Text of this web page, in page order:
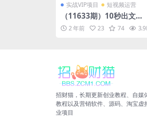
实战VIP项目 短视频运营
（11633期）10秒出文
案，5秒出视频，全自动生
成原创影视解说视频
2 年前 23 74
招财猫，长期更新创业教程、自
教程以及营销软件、源码、淘宝
业项目